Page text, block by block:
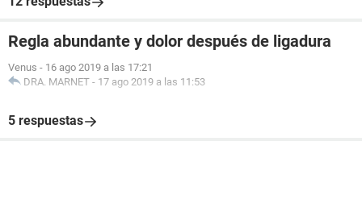
Regla abundante y dolor después de ligadura
Venus - 16 ago 2019 a las 17:21
DRA. MARNET - 17 ago 2019 a las 11:53
5 respuestas